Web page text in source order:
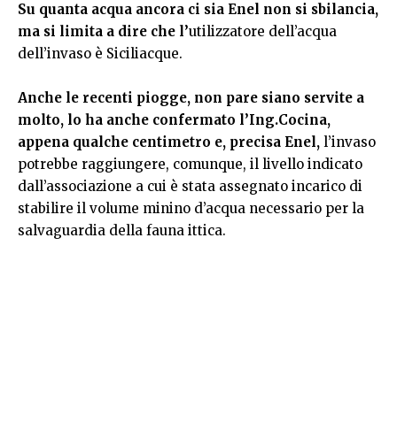
Su quanta acqua ancora ci sia Enel non si sbilancia,
ma si limita a dire che l’utilizzatore dell’acqua
dell’invaso è Siciliacque.
Anche le recenti piogge, non pare siano servite a
molto, lo ha anche confermato l’Ing.Cocina,
appena qualche centimetro e, precisa Enel, l’invaso
potrebbe raggiungere, comunque, il livello indicato
dall’associazione a cui è stata assegnato incarico di
stabilire il volume minino d’acqua necessario per la
salvaguardia della fauna ittica.